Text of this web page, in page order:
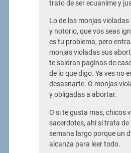
trato de ser ecuanime y
Lo de las monjas
y notorio, que vos seas
es tu problema, pero
monjas violadas sus
te saldran paginas de
de lo que digo. Ya ves no
desasnarte. O monjas
y obligadas a abortar.
O si te gusta mas, chicos
sacerdotes, ahi si trata
semana largo porque un
alcanza para leer todo.